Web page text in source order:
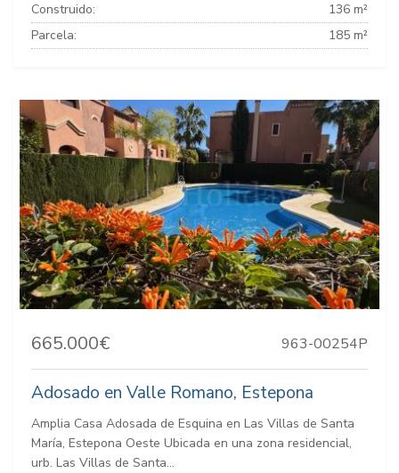
Construido:
136 m²
Parcela:
185 m²
665.000€ 963-00254P
Adosado en Valle Romano, Estepona
Amplia Casa Adosada de Esquina en Las Villas de Santa
María, Estepona Oeste Ubicada en una zona residencial,
urb. Las Villas de Santa...